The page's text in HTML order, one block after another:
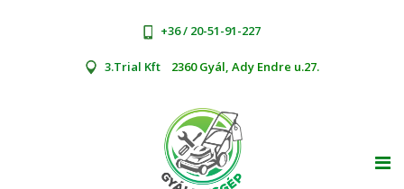
+36 / 20-51-91-227
3.Trial Kft 2360 Gyál, Ady Endre u.27.